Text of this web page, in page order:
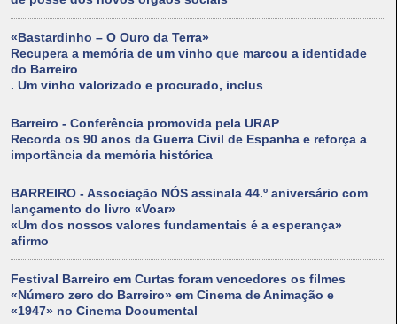
«Bastardinho – O Ouro da Terra»
Recupera a memória de um vinho que marcou a identidade
do Barreiro
. Um vinho valorizado e procurado, inclus
Barreiro - Conferência promovida pela URAP
Recorda os 90 anos da Guerra Civil de Espanha e reforça a
importância da memória histórica
BARREIRO - Associação NÓS assinala 44.º aniversário com
lançamento do livro «Voar»
«Um dos nossos valores fundamentais é a esperança»
afirmo
Festival Barreiro em Curtas foram vencedores os filmes
«Número zero do Barreiro» em Cinema de Animação e
«1947» no Cinema Documental